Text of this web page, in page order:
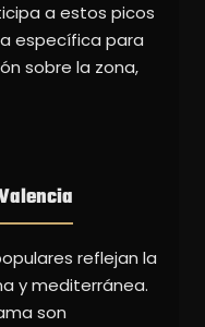
a estos picos
específica para
sobre la zona,
reflejan la
y mediterránea.
son